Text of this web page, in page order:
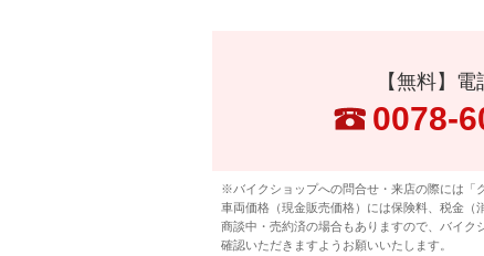
【無料】
0078-
※バイクショップへの問合せ・来店の際には「
車両価格（現金販売価格）には保険料、税金（
商談中・売約済の場合もありますので、バイ
確認いただきますようお願いいたします。